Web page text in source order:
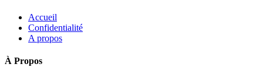
Accueil
Confidentialité
A propos
À Propos